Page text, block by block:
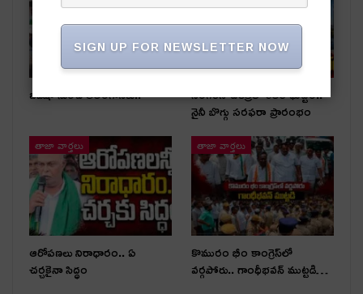
ఒడిషా నుంచి తెలంగాణ‌కు.. సింగరేణి చరిత్రలో కీలక ఘట్టం..
నైనీ బొగ్గు సరఫరా ప్రారంభం
తాజా వార్తలు
ఆరోపణలు నిరాధారం.. ఏ
చర్చకైనా సిద్ధం
తాజా వార్తలు
కొమురం భీం కాంగ్రెస్‌లో
వర్గపోరు.. గాంధీభవన్ ముట్టడి…
SIGN UP FOR NEWSLETTER NOW